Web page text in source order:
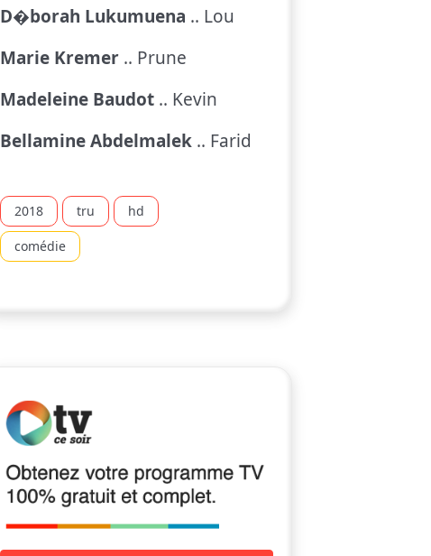
D�borah Lukumuena .. Lou
Marie Kremer .. Prune
Madeleine Baudot .. Kevin
Bellamine Abdelmalek .. Farid
2018 tru hd
comédie